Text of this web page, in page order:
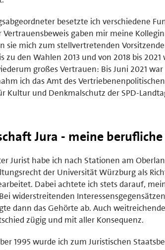
besetzte ich verschiedene
Vertrauensbeweis gaben mir meine
sie mich zum stellvertretenden
zu den Wahlen 2013 und von 2018 bis
großes Vertrauen: Bis Juni 2021
ich das Amt des
Kultur und Denkmalschutz der SPD-
Jura - meine
Jurist habe ich nach Stationen am
der Universität Würzburg als
Dabei achtete ich stets darauf,
widerstreitenden
dann das Gehörte ab. Auch
zügig und mit aller Konsequenz.
1995 wurde ich zum Juristischen